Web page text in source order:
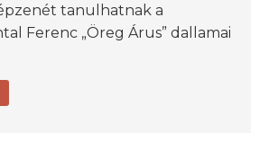
tanulhatnak a
Ferenc „Öreg Árus” dallamai